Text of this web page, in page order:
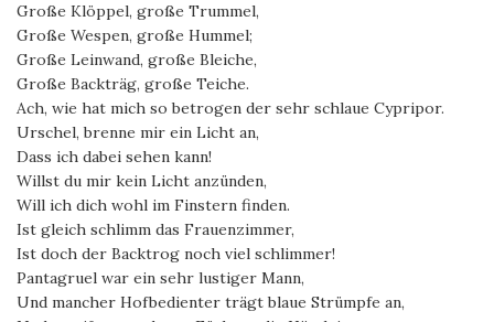
Große Klöppel, große Trummel,
Große Wespen, große Hummel;
Große Leinwand, große Bleiche,
Große Backträg, große Teiche.
Ach, wie hat mich so betrogen der sehr schlaue Cypripor.
Urschel, brenne mir ein Licht an,
Dass ich dabei sehen kann!
Willst du mir kein Licht anzünden,
Will ich dich wohl im Finstern finden.
Ist gleich schlimm das Frauenzimmer,
Ist doch der Backtrog noch viel schlimmer!
Pantagruel war ein sehr lustiger Mann,
Und mancher Hofbedienter trägt blaue Strümpfe an,